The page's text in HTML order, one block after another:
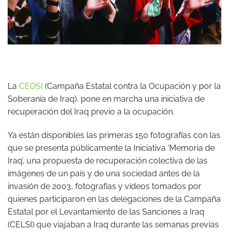
La CEOSI (Campaña Estatal contra la Ocupación y por la
Soberanía de Iraq), pone en marcha una iniciativa de
recuperación del Iraq previo a la ocupación.
Ya están disponibles las primeras 150 fotografías con las
que se presenta públicamente la Iniciativa ‘Memoria de
Iraq’, una propuesta de recuperación colectiva de las
imágenes de un país y de una sociedad antes de la
invasión de 2003, fotografías y vídeos tomados por
quienes participaron en las delegaciones de la Campaña
Estatal por el Levantamiento de las Sanciones a Iraq
(CELSI) que viajaban a Iraq durante las semanas previas